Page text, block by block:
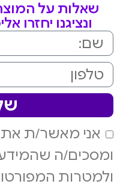
שאלות על
ונציגנו יחזרו
אני מאשר/ת את
ומסכים/ה
ולמטרות